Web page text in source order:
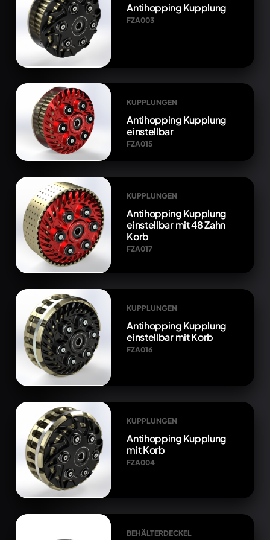
Antihopping Kupplung
FZA003
KUPPLUNGEN
Antihopping Kupplung
einstellbar
FZA015
KUPPLUNGEN
Antihopping Kupplung
einstellbar mit 48 Zahn
Korb
FZA017
KUPPLUNGEN
Antihopping Kupplung
einstellbar mit Korb
FZA016
KUPPLUNGEN
Antihopping Kupplung
mit Korb
FZA004
BEHÄLTERDECKEL